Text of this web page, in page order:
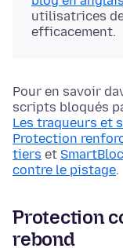
utilisatrices
efficacement.
Pour en savoir
scripts bloqués
Les traqueurs et
Protection
tiers et
contre le pistage.
Protection
rebond